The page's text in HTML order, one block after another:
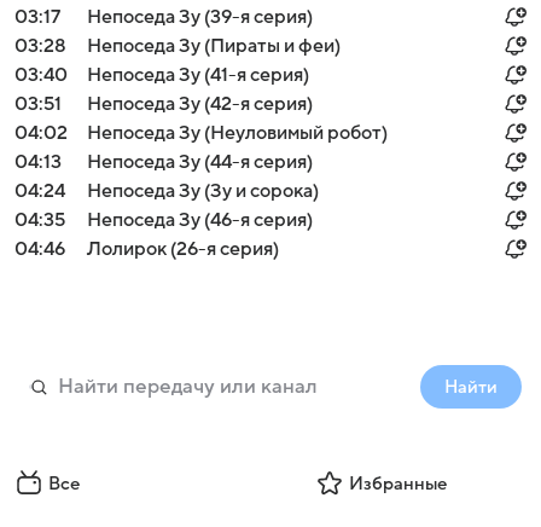
03:17
Непоседа Зу (39-я серия)
03:28
Непоседа Зу (Пираты и феи)
03:40
Непоседа Зу (41-я серия)
03:51
Непоседа Зу (42-я серия)
04:02
Непоседа Зу (Неуловимый робот)
04:13
Непоседа Зу (44-я серия)
04:24
Непоседа Зу (Зу и сорока)
04:35
Непоседа Зу (46-я серия)
04:46
Лолирок (26-я серия)
Найти
Все Избранные